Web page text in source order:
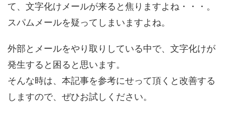
て、文字化けメールが来ると焦りますよね・・・。
スパムメールを疑ってしまいますよね。
外部とメールをやり取りしている中で、文字化けが
発生すると困ると思います。
そんな時は、本記事を参考にせって頂くと改善する
しますので、ぜひお試しください。